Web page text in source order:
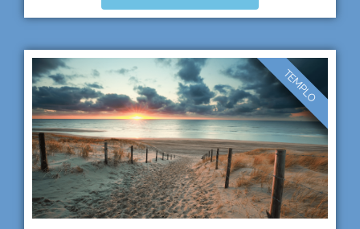
TEMPLO